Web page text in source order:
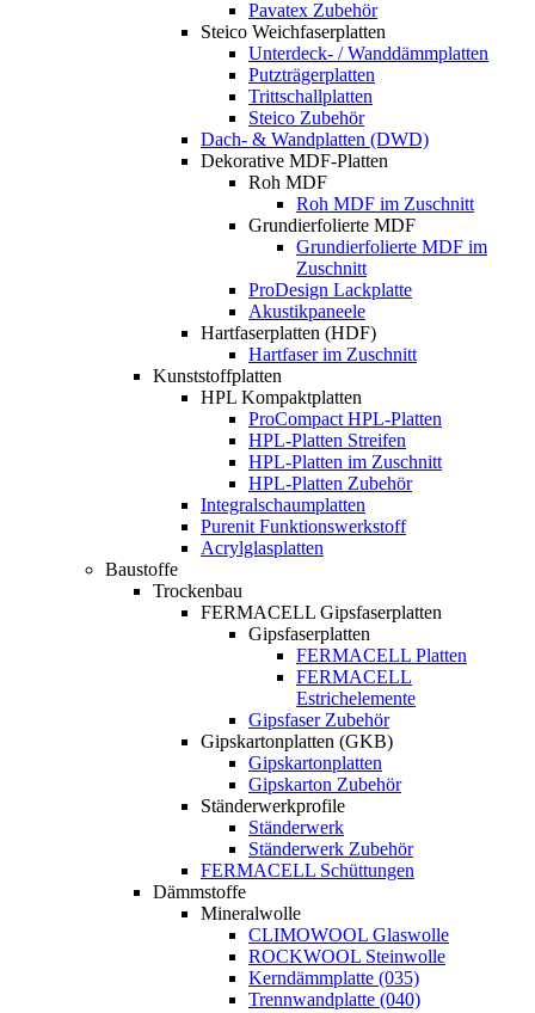
Pavatex Zubehör
Steico Weichfaserplatten
Unterdeck- / Wanddämmplatten
Putzträgerplatten
Trittschallplatten
Steico Zubehör
Dach- & Wandplatten (DWD)
Dekorative MDF-Platten
Roh MDF
Roh MDF im Zuschnitt
Grundierfolierte MDF
Grundierfolierte MDF im
Zuschnitt
ProDesign Lackplatte
Akustikpaneele
Hartfaserplatten (HDF)
Hartfaser im Zuschnitt
Kunststoffplatten
HPL Kompaktplatten
ProCompact HPL-Platten
HPL-Platten Streifen
HPL-Platten im Zuschnitt
HPL-Platten Zubehör
Integralschaumplatten
Purenit Funktionswerkstoff
Acrylglasplatten
Baustoffe
Trockenbau
FERMACELL Gipsfaserplatten
Gipsfaserplatten
FERMACELL Platten
FERMACELL
Estrichelemente
Gipsfaser Zubehör
Gipskartonplatten (GKB)
Gipskartonplatten
Gipskarton Zubehör
Ständerwerkprofile
Ständerwerk
Ständerwerk Zubehör
FERMACELL Schüttungen
Dämmstoffe
Mineralwolle
CLIMOWOOL Glaswolle
ROCKWOOL Steinwolle
Kerndämmplatte (035)
Trennwandplatte (040)